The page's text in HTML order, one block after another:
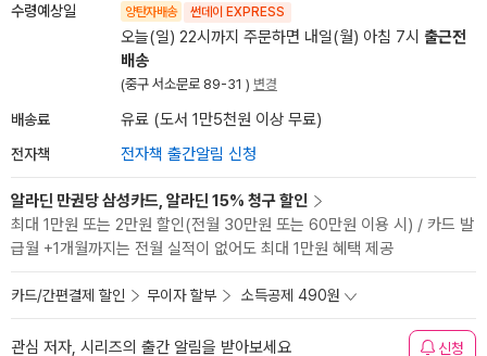
수령예상일 양탄자배송 썬데이 EXPRESS
오늘(일) 22시까지 주문하면 내일(월) 아침 7시 출근전
배송
(중구 서소문로 89-31 ) 변경
배송료 유료 (도서 1만5천원 이상 무료)
전자책 전자책 출간알림 신청
알라딘 만권당 삼성카드, 알라딘 15% 청구 할인
최대 1만원 또는 2만원 할인(전월 30만원 또는 60만원 이용 시) / 카드 발
급월 +1개월까지는 전월 실적이 없어도 최대 1만원 혜택 제공
카드/간편결제 할인 무이자 할부 소득공제 490원
관심 저자, 시리즈의 출간 알림을 받아보세요 신청